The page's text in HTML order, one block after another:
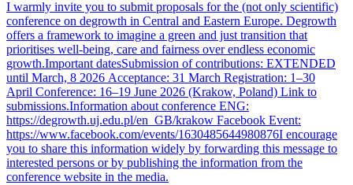
I warmly invite you to submit proposals for the (not only scientific)
conference on degrowth in Central and Eastern Europe. Degrowth
offers a framework to imagine a green and just transition that
prioritises well-being, care and fairness over endless economic
growth.Important datesSubmission of contributions: EXTENDED
until March, 8 2026 Acceptance: 31 March Registration: 1–30
April Conference: 16–19 June 2026 (Krakow, Poland) Link to
submissions.Information about conference ENG:
https://degrowth.uj.edu.pl/en_GB/krakow Facebook Event:
https://www.facebook.com/events/1630485644980876I encourage
you to share this information widely by forwarding this message to
interested persons or by publishing the information from the
conference website in the media.